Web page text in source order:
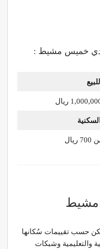
خميس مشيط :
حسب تقييمات سُكانها
والتعليمية وشبكات